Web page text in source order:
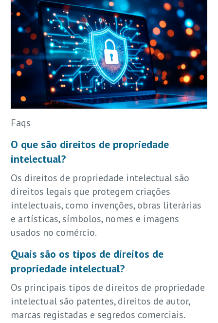
Faqs
O que são direitos de propriedade
intelectual?
Os direitos de propriedade intelectual são
direitos legais que protegem criações
intelectuais, como invenções, obras literárias
e artísticas, símbolos, nomes e imagens
usados no comércio.
Quais são os tipos de direitos de
propriedade intelectual?
Os principais tipos de direitos de propriedade
intelectual são patentes, direitos de autor,
marcas registadas e segredos comerciais.